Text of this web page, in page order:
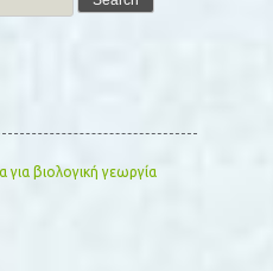
βιολογική γεωργία